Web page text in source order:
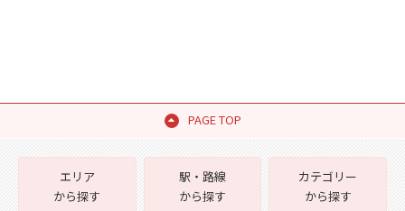
PAGE TOP
エリア
から探す
駅・路線
から探す
カテゴリー
から探す